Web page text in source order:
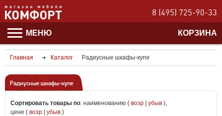
8 (495) 725-90-33
МЕНЮ КОРЗИНА
Главная Каталог Радиусные шкафы-купе
Радиусные шкафы-купе
Сортировать товары по: наименованию ( возр убыв ),
цене ( возр убыв )